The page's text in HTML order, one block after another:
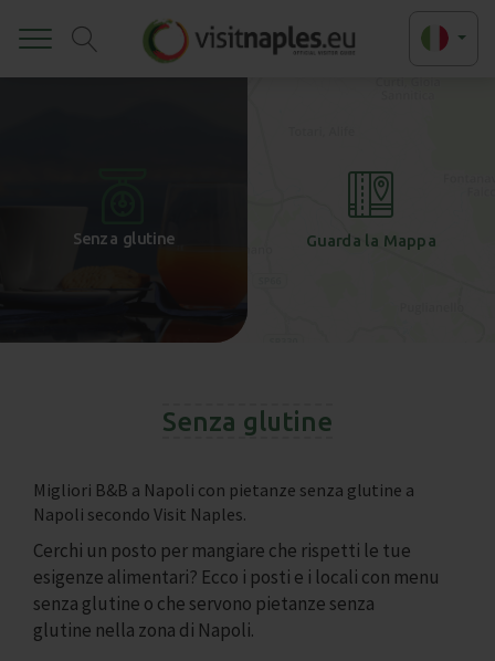
Senza glutine Guarda la Mappa
Senza glutine
Migliori B&B a Napoli con pietanze senza glutine a
Napoli secondo Visit Naples.
Cerchi un posto per mangiare che rispetti le tue
esigenze alimentari? Ecco i posti e i locali con menu
senza glutine o che servono pietanze senza
glutine nella zona di Napoli.